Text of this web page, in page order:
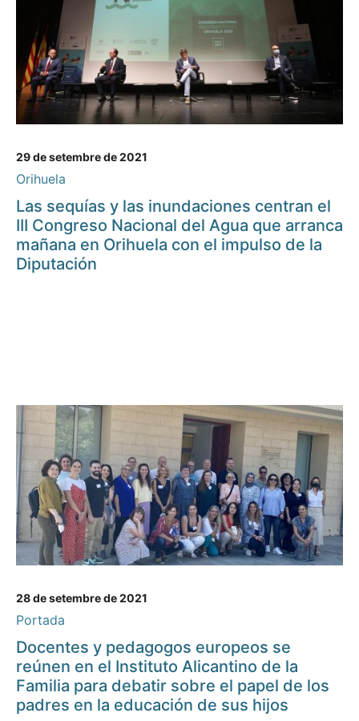
29 de setembre de 2021
Orihuela
Las sequías y las inundaciones centran el
III Congreso Nacional del Agua que arranca
mañana en Orihuela con el impulso de la
Diputación
28 de setembre de 2021
Portada
Docentes y pedagogos europeos se
reúnen en el Instituto Alicantino de la
Familia para debatir sobre el papel de los
padres en la educación de sus hijos